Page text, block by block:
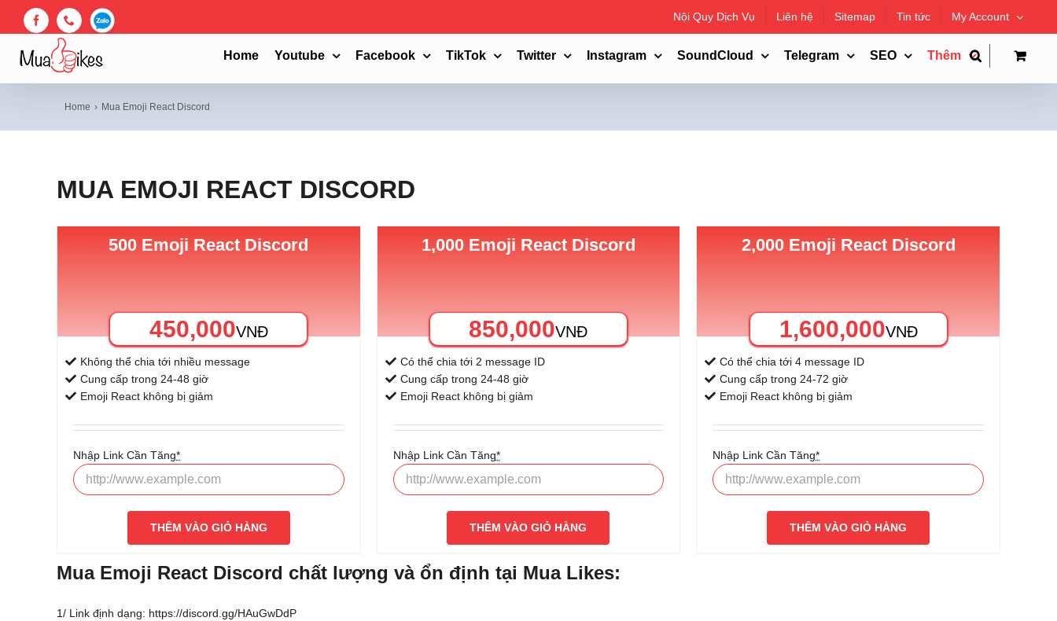
FacebookPhone Zalo
Nội Quy Dịch Vụ Liên hệ Sitemap Tin tức My Account
Home Youtube Facebook TikTok Twitter Instagram SoundCloud Telegram SEO Thêm
Home Mua Emoji React Discord
MUA EMOJI REACT DISCORD
500 Emoji React Discord
450,000VNĐ
Không thể chia tới nhiều message
Cung cấp trong 24-48 giờ
Emoji React không bị giảm
Nhập Link Cần Tăng*
THÊM VÀO GIỎ HÀNG
1,000 Emoji React Discord
850,000VNĐ
Có thể chia tới 2 message ID
Cung cấp trong 24-48 giờ
Emoji React không bị giảm
Nhập Link Cần Tăng*
THÊM VÀO GIỎ HÀNG
2,000 Emoji React Discord
1,600,000VNĐ
Có thể chia tới 4 message ID
Cung cấp trong 24-72 giờ
Emoji React không bị giảm
Nhập Link Cần Tăng*
THÊM VÀO GIỎ HÀNG
Mua Emoji React Discord chất lượng và ổn định tại Mua Likes:
1/ Link định dạng: https://discord.gg/HAuGwDdP